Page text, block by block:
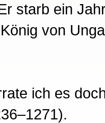
starb ein
von
ich es